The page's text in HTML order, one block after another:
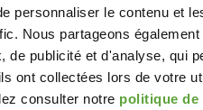
personnaliser le contenu et
Nous partageons
de publicité et d'analyse, qui
ont collectées lors de votre
consulter notre politique